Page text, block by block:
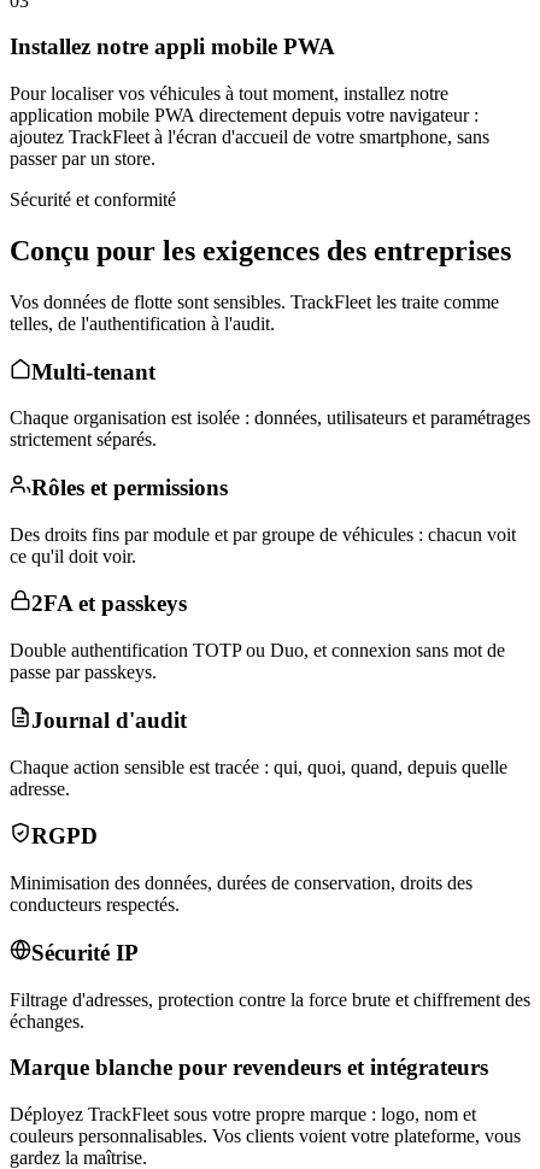
Installez notre appli mobile PWA
Pour localiser vos véhicules à tout moment, installez notre
application mobile PWA directement depuis votre navigateur :
ajoutez TrackFleet à l'écran d'accueil de votre smartphone, sans
passer par un store.
Sécurité et conformité
Conçu pour les exigences des entreprises
Vos données de flotte sont sensibles. TrackFleet les traite comme
telles, de l'authentification à l'audit.
Multi-tenant
Chaque organisation est isolée : données, utilisateurs et paramétrages
strictement séparés.
Rôles et permissions
Des droits fins par module et par groupe de véhicules : chacun voit
ce qu'il doit voir.
2FA et passkeys
Double authentification TOTP ou Duo, et connexion sans mot de
passe par passkeys.
Journal d'audit
Chaque action sensible est tracée : qui, quoi, quand, depuis quelle
adresse.
RGPD
Minimisation des données, durées de conservation, droits des
conducteurs respectés.
Sécurité IP
Filtrage d'adresses, protection contre la force brute et chiffrement des
échanges.
Marque blanche pour revendeurs et intégrateurs
Déployez TrackFleet sous votre propre marque : logo, nom et
couleurs personnalisables. Vos clients voient votre plateforme, vous
gardez la maîtrise.